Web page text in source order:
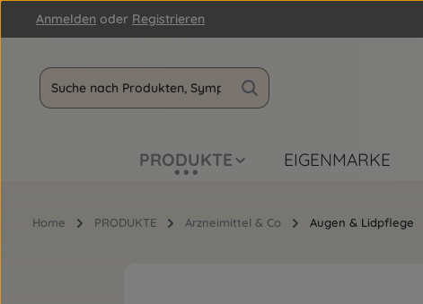
Hauptinhalt springen
Zur Suche springen
Zur Hauptnavigation springen
Anmelden oder Registrieren
PRODUKTE EIGENMARKE
Home PRODUKTE Arzneimittel & Co Augen & Lidpflege